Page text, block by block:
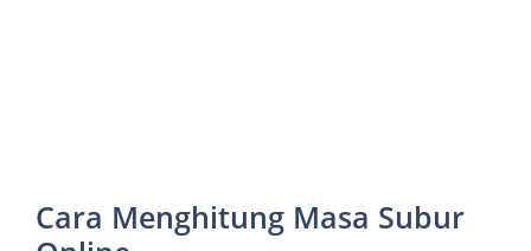
Cara Menghitung Masa Subur